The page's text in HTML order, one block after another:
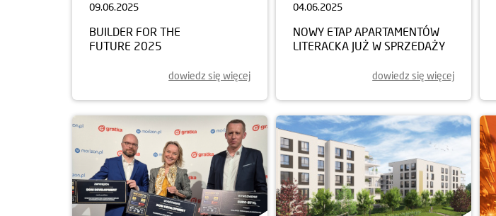
09.06.2025
BUILDER FOR THE
FUTURE 2025
dowiedz się więcej
04.06.2025
NOWY ETAP APARTAMENTÓW
LITERACKA JUŻ W SPRZEDAŻY
dowiedz się więcej